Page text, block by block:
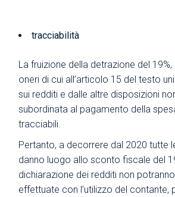
tracciabilità
La fruizione della detrazione del
oneri di cui all’articolo 15 del testo
sui redditi e dalle altre disposizioni
subordinata al pagamento della
tracciabili.
Pertanto, a decorrere dal 2020 tutte
danno luogo allo sconto fiscale del
dichiarazione dei redditi non
effettuate con l’utilizzo del contante,